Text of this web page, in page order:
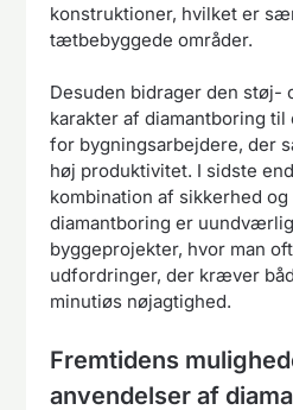
konstruktioner, hvilket er
tætbebyggede områder.
Desuden bidrager den støj-
karakter af diamantboring
for bygningsarbejdere, der
høj produktivitet. I sidste
kombination af sikkerhed
diamantboring er
byggeprojekter, hvor man
udfordringer, der kræver
minutiøs nøjagtighed.
Fremtidens
anvendelser af